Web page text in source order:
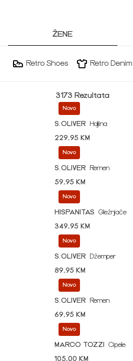
ŽENE
Retro Shoes Retro Denim
3173 Rezultata
Novo
S.OLIVER
Haljina
229,95 KM
Novo
S.OLIVER
Remen
59,95 KM
Novo
HISPANITAS
Gležnjače
349,95 KM
Novo
S.OLIVER
Džemper
89,95 KM
Novo
S.OLIVER
Remen
69,95 KM
Novo
MARCO TOZZI
Cipele
105,00 KM